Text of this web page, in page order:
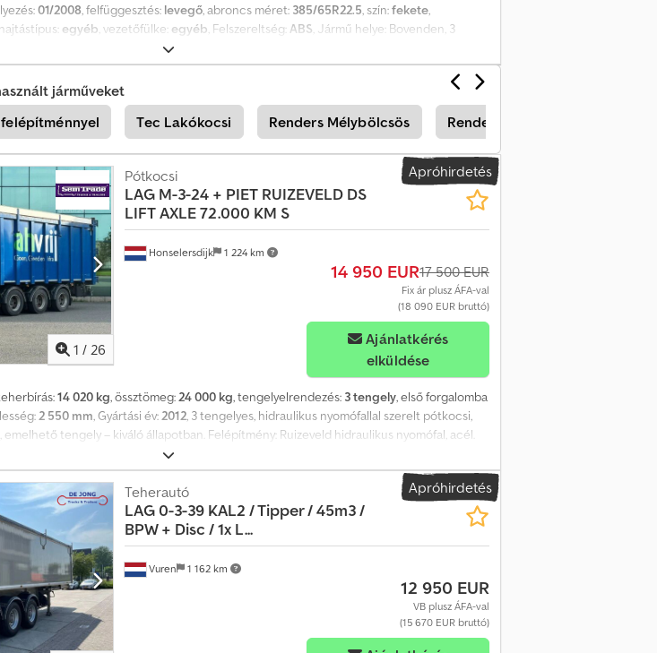
01/2008, felfüggesztés: levegő, abroncs méret: 385/65R22.5, szín:fekete,
egyéb, vezetőfülke: egyéb, Felszereltség: ABS, Jármű helye: Bovenden, 3
ABS (blokkolásgátló rendszer), aláfutásgátló, első támasztóláb, oldalsó alumínium
3 tengelyes konténer alváz ISO és tartálykonténerekhez 20ft/30ft, ADR-es, 3x
Dr Refx Abhsa A tartozékokra vonatkozó adatok tájékoztató jellegűek, a
tévedés jogát fenntartjuk!
járműveket
Tec Lakókocsi Renders Mélybölcsös Renders Betonkeverő
Apróhirdetés
1 / 26
Honselersdijk 1 224 km
Pótkocsi
LAG M-3-24 + PIET RUIZEVELD DS
LIFT AXLE 72.000 KM S
14 950 EUR17 500 EUR
Fix ár plusz ÁFA-val
(18 090 EUR bruttó)
Ajánlatkérés
elküldése
14 020 kg, össztömeg:24 000 kg, tengelyelrendezés: 3 tengely, első forgalomba
2 550 mm, Gyártási év:2012, 3 tengelyes, hidraulikus nyomófallal szerelt pótkocsi,
tengely – kiváló állapotban. Felépítmény: Ruizeveld hidraulikus nyomófal, acél.
forgalomba helyezés: 2012. 05. Műszaki vizsga érvényessége: 2025. 03.
(h x sz): 935 x 255 cm Belső méretek (h x sz x m): 653 x 239 x 233 cm
tömeg: 9 980 kg Terhelhetőség: 14 020 kg Megengedett össztömeg: 24 000 kg
típusa: BPW, tárcsafékkel Emelhető tengely: igen, 3. tengely Tengelyek száma: 3
Hátsó tengely 1: bal külső profil: 90%, jobb külső profil: 90% Hátsó tengely 2: bal külső
Hátsó tengely 3: bal külső profil: 60%, jobb külső profil: 60% Pótkocsi extrái: - ABS,
tárcsafékkel - Emelhető tengely (3. tengely) - Ruizeveld hidraulikus nyomófal -
- Azonnal elérhető és üzemkész További információk: * Hossz: 9340 mm *
265/70 R19.5 * Külső mintamélység bal/jobb | első tengely: 90% / 90% * Maximális
8000 kg * Gumiabroncs méret | második/ harmadik tengely: 265/70 R19.5 *
tengely: 40% / 40% * Mintamélység bal/jobb | harmadik tengely: 60% / 60% *
Apróhirdetés
Vuren 1 162 km
Teherautó
LAG 0-3-39 KAL2 / Tipper / 45m3 /
BPW + Disc / 1x L...
12 950 EUR
VB plusz ÁFA-val
(15 670 EUR bruttó)